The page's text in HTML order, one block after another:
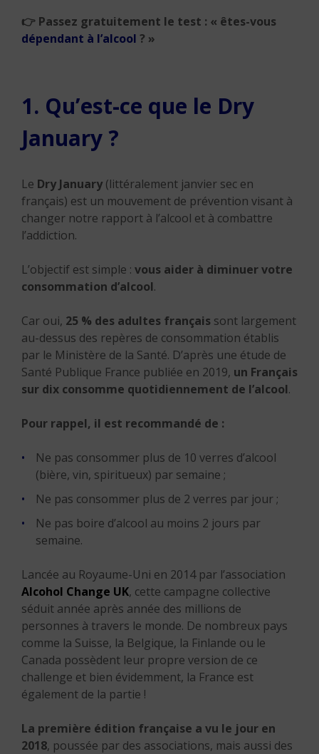
👉 Passez gratuitement le test : « êtes-vous
dépendant à l’alcool ? »
1. Qu’est-ce que le Dry
January ?
Le Dry January (littéralement janvier sec en
français) est un mouvement de prévention visant à
changer notre rapport à l’alcool et à combattre
l’addiction.
L’objectif est simple : vous aider à diminuer votre
consommation d’alcool.
Car oui, 25 % des adultes français sont largement
au-dessus des repères de consommation établis
par le Ministère de la Santé. D’après une étude de
Santé Publique France publiée en 2019, un Français
sur dix consomme quotidiennement de l’alcool.
Pour rappel, il est recommandé de :
Ne pas consommer plus de 10 verres d’alcool
(bière, vin, spiritueux) par semaine ;
Ne pas consommer plus de 2 verres par jour ;
Ne pas boire d’alcool au moins 2 jours par
semaine.
Lancée au Royaume-Uni en 2014 par l’association
Alcohol Change UK, cette campagne collective
séduit année après année des millions de
personnes à travers le monde. De nombreux pays
comme la Suisse, la Belgique, la Finlande ou le
Canada possèdent leur propre version de ce
challenge et bien évidemment, la France est
également de la partie !
La première édition française a vu le jour en
2018, poussée par des associations, mais aussi des